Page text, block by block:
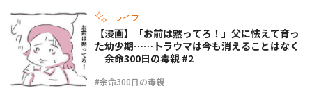
ライフ
#余命300日の毒親
【漫画】「お前は黙ってろ！」父に怯えて育っ
た幼少期……トラウマは今も消えることはなく
｜余命300日の毒親 #2